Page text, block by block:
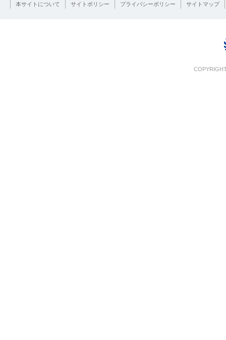
本サイトについて サイトポリシー プライバシーポリシー サイトマップ